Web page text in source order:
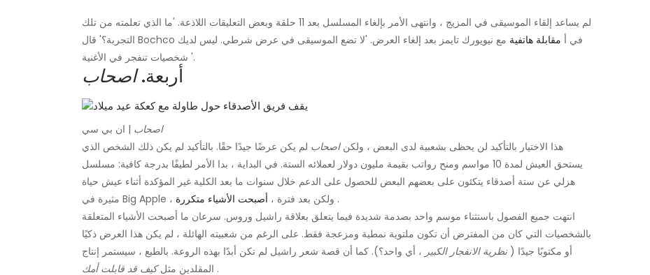
لم يساعد إلقاء الموسيقى في المزيج ، وانتهى الأمر بإلغاء المسلسل بعد 11 حلقة وبعض التعليقات اللاذعة. 'ما الذي تعلمته من تلك
التجربة؟' قال Bochco في أ مقابلة هاتفية مع نيويورك تايمز بعد إلغاء العرض. 'لا تضع الموسيقى في عرض شرطي. ليس لديك
شخصيات تنفجر في الأغنية '.
أربعة.اصحاب
اصحاب | ان بي سي
هذا الاختيار بالتأكيد لن يحظى بشعبية لدى البعض ، ولكناصحاب لم يكن عرضًا جيدًا حقًا. بالتأكيد لم يكن ذلك الشخص الذي
يستحق العيش لمدة 10 مواسم ومنح رواتب بقيمة مليون دولار لعملائه الستة. في البداية ، بدا الأمر لطيفًا بدرجة كافية: مسلسل
هزلي عن ستة أصدقاء يتكئون على بعضهم البعض للحصول على الدعم خلال سنوات ما بعد الكلية غير المؤكدة أثناء عيش حياة
مثيرة في Big Apple ، ولكن بعد فترة ، أصبحت الأشياء متكررة
.
انتهت جميع الفصول باستثناء موسم واحد بصدمة شديدة فيما يتعلق بعلاقة راشيل وروس. سرعان ما أصبحت الأشياء المتعلقة
بالشخصيات التي كان من المفترض أن تكون ملتوية نمطية ومزعجة فقط. على الرغم من شعبيته الهائلة ، لم يكن هذا العرض ذكيًا
أو مكتوبًا جيدًا ( نظرية الانفجار الكبير ، أي واحد؟). كما أن قصة شعر راشيل لم تكن أبدًا بهذه الروعة. بالطبع ، سيستمر إنتاج
المقلدين مثلكيف قد قابلت أمك .